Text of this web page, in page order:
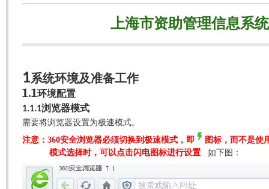
上海市资助管理信息系
1系统环境及准备工作
1.1环境配置
1.1.1浏览器模式
需要将浏览器设置为极速模式。
注意： 360安全浏览器必须切换到极速模式，即
图标，而不是使
模式选择时，可以点击闪电图标进行设置 如下图：